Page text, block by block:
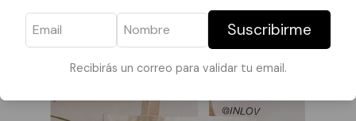
Suscribirme
Recibirás un correo para validar tu email.